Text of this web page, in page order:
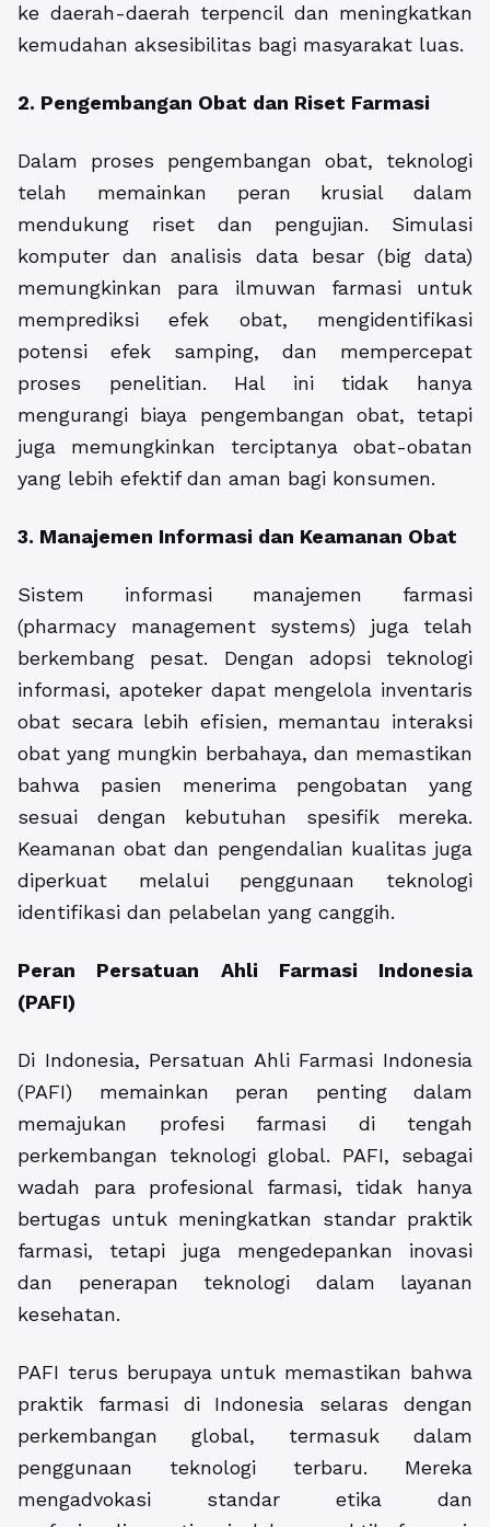
ke daerah-daerah terpencil dan meningkatkan
kemudahan aksesibilitas bagi masyarakat luas.
2. Pengembangan Obat dan Riset Farmasi
Dalam proses pengembangan obat, teknologi
telah memainkan peran krusial dalam
mendukung riset dan pengujian. Simulasi
komputer dan analisis data besar (big data)
memungkinkan para ilmuwan farmasi untuk
memprediksi efek obat, mengidentifikasi
potensi efek samping, dan mempercepat
proses penelitian. Hal ini tidak hanya
mengurangi biaya pengembangan obat, tetapi
juga memungkinkan terciptanya obat-obatan
yang lebih efektif dan aman bagi konsumen.
3. Manajemen Informasi dan Keamanan Obat
Sistem informasi manajemen farmasi
(pharmacy management systems) juga telah
berkembang pesat. Dengan adopsi teknologi
informasi, apoteker dapat mengelola inventaris
obat secara lebih efisien, memantau interaksi
obat yang mungkin berbahaya, dan memastikan
bahwa pasien menerima pengobatan yang
sesuai dengan kebutuhan spesifik mereka.
Keamanan obat dan pengendalian kualitas juga
diperkuat melalui penggunaan teknologi
identifikasi dan pelabelan yang canggih.
Peran Persatuan Ahli Farmasi Indonesia
(PAFI)
Di Indonesia, Persatuan Ahli Farmasi Indonesia
(PAFI) memainkan peran penting dalam
memajukan profesi farmasi di tengah
perkembangan teknologi global. PAFI, sebagai
wadah para profesional farmasi, tidak hanya
bertugas untuk meningkatkan standar praktik
farmasi, tetapi juga mengedepankan inovasi
dan penerapan teknologi dalam layanan
kesehatan.
PAFI terus berupaya untuk memastikan bahwa
praktik farmasi di Indonesia selaras dengan
perkembangan global, termasuk dalam
penggunaan teknologi terbaru. Mereka
mengadvokasi standar etika dan